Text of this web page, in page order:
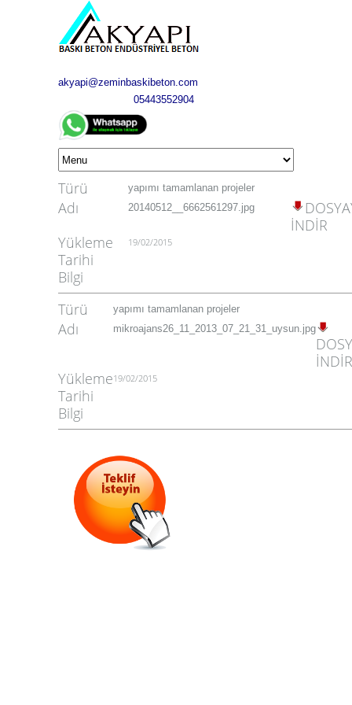
akyapi@zeminbaskibeton.com
05443552904
Türü yapımı tamamlanan projeler
Adı 20140512__6662561297.jpg
İNDİR
Yükleme
Tarihi
19/02/2015
Bilgi
Türü
yapımı tamamlanan projeler
Adı mikroajans26_11_2013_07_21_31_uysun.jpg
İNDİR
Yükleme
Tarihi
19/02/2015
Bilgi